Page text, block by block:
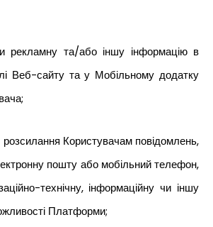
рекламну та/або іншу інформацію в
Веб-сайту та у Мобільному додатку
Користувачам повідомлень,
пошту або мобільний телефон,
технічну, інформаційну чи іншу
Платформи;